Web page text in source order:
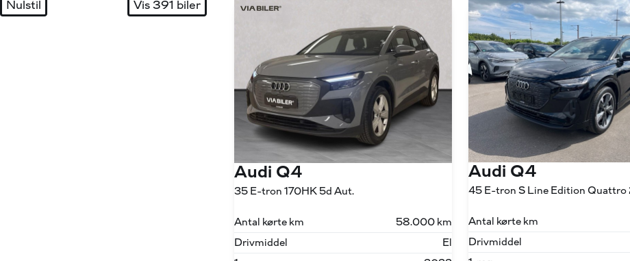
Nulstil Vis 391 biler
Audi Q4
35 E-tron 170HK 5d Aut.
Antal kørte km
58.000 km
Drivmiddel
El
Audi Q4
Antal kørte km
Drivmiddel